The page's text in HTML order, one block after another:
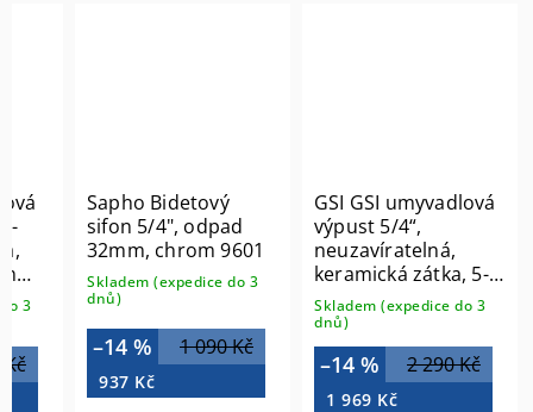
3
Sapho Bidetový
sifon 5/4", odpad
32mm, chrom 9601
Skladem (expedice do 3
dnů)
1 090 Kč
–14 %
937 Kč
GSI GSI umyvadlová
výpust 5/4“,
neuzavíratelná,
keramická zátka, 5-
65mm, bílá mat
PVC09
Skladem (expedice do 3
dnů)
2 290 Kč
–14 %
1 969 Kč